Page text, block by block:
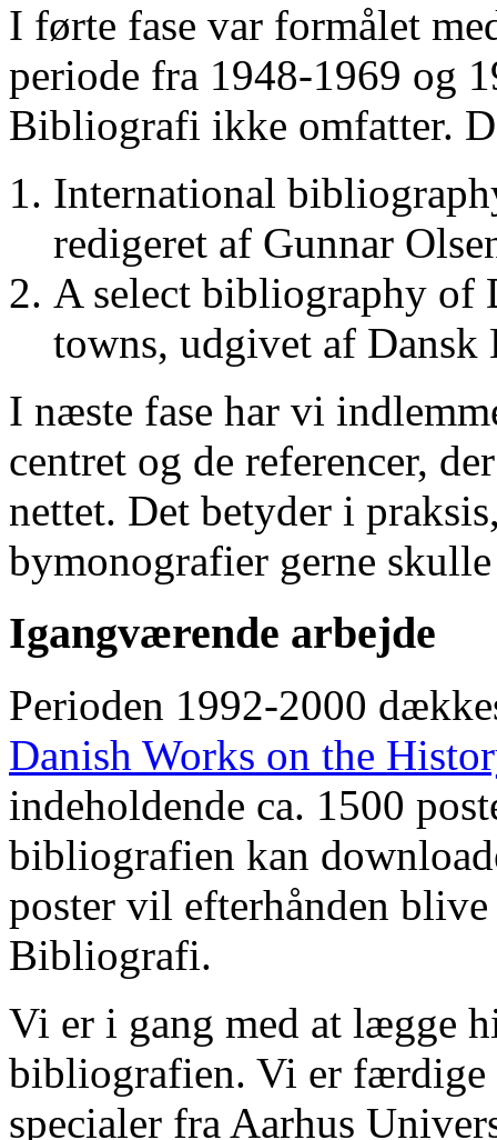
I førte fase var formålet
periode fra 1948-1969 og
Bibliografi ikke omfatter.
International
redigeret af Gunnar
A select bibliography of
towns, udgivet af
I næste fase har vi
centret og de referencer,
nettet. Det betyder i
bymonografier gerne
Igangværende arbejde
Perioden 1992-2000
Danish Works on the
indeholdende ca. 1500
bibliografien kan
poster vil efterhånden
Bibliografi.
Vi er i gang med at lægge
bibliografien. Vi er færdige
specialer fra Aarhus